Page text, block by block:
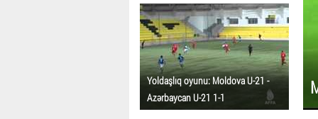
Yoldaşlıq oyunu: Moldova U-21 -
Azərbaycan U-21 1-1